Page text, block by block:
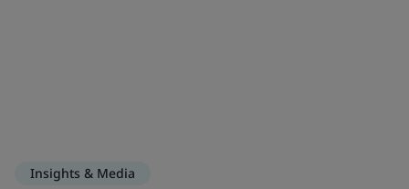
Insights & Media